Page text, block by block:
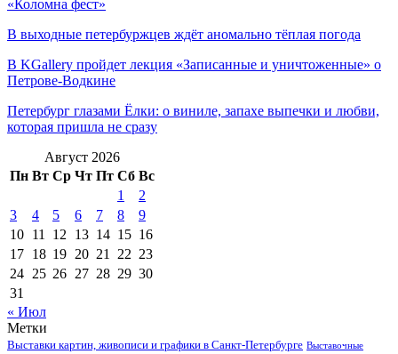
«Коломна фест»
В выходные петербуржцев ждёт аномально тёплая погода
В KGallery пройдет лекция «Записанные и уничтоженные» о
Петрове-Водкине
Петербург глазами Ёлки: о виниле, запахе выпечки и любви,
которая пришла не сразу
Август 2026
Пн Вт Ср Чт Пт Сб Вс
1
2
3
4 5 6 7 8
9
10 11 12 13 14 15 16
17 18 19 20 21 22 23
24 25 26 27 28 29 30
31
« Июл
Метки
Выставки картин, живописи и графики в Санкт-Петербурге Выставочные